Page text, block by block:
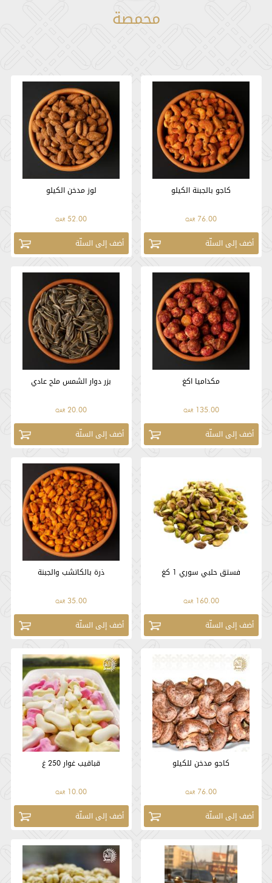
محمصة
كاجو بالجبنة الكيلو
76.00
QAR
أضف إلى السلّة
لوز مدخن الكيلو
52.00
QAR
أضف إلى السلّة
مكداميا اكغ
135.00
QAR
أضف إلى السلّة
بزر دوار الشمس ملح عادي
20.00
QAR
أضف إلى السلّة
فستق حلبي سوري 1 كغ
160.00
QAR
أضف إلى السلّة
ذرة بالكاتشب والجبنة
35.00
QAR
أضف إلى السلّة
كاجو مدخن للكيلو
76.00
QAR
أضف إلى السلّة
قباقيب غوار 250 غ
10.00
QAR
أضف إلى السلّة